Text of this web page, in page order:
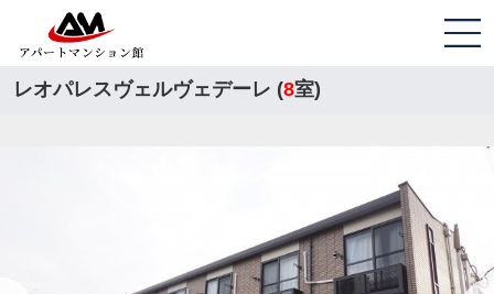
レオパレスヴェルヴェデーレ (8室)